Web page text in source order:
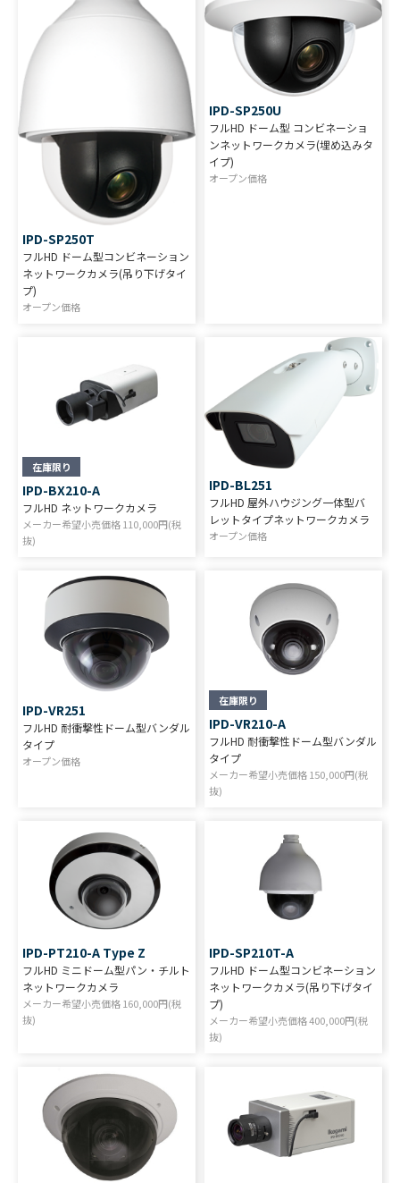
IPD-SP250T
フルHD ドーム型コンビネーション
ネットワークカメラ(吊り下げタイ
プ)
オープン価格
IPD-SP250U
フルHD ドーム型 コンビネーショ
ンネットワークカメラ(埋め込みタ
イプ)
オープン価格
在庫限り
IPD-BX210-A
フルHD ネットワークカメラ
メーカー希望小売価格110,000円(税
抜)
IPD-BL251
フルHD 屋外ハウジング一体型バ
レットタイプネットワークカメラ
オープン価格
IPD-VR251
フルHD 耐衝撃性ドーム型バンダル
タイプ
オープン価格
在庫限り
IPD-VR210-A
フルHD 耐衝撃性ドーム型バンダル
タイプ
メーカー希望小売価格150,000円(税
抜)
IPD-PT210-A Type Z
フルHD ミニドーム型パン・チルト
ネットワークカメラ
メーカー希望小売価格160,000円(税
抜)
IPD-SP210T-A
フルHD ドーム型コンビネーション
ネットワークカメラ(吊り下げタイ
プ)
メーカー希望小売価格400,000円(税
抜)